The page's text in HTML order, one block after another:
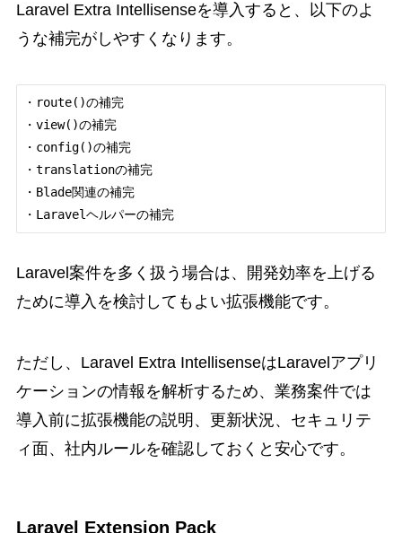
Laravel Extra Intellisenseを導入すると、以下のよ
うな補完がしやすくなります。
・route()の補完
・view()の補完
・config()の補完
・translationの補完
・Blade関連の補完
・Laravelヘルパーの補完
Laravel案件を多く扱う場合は、開発効率を上げる
ために導入を検討してもよい拡張機能です。
ただし、Laravel Extra IntellisenseはLaravelアプリ
ケーションの情報を解析するため、業務案件では
導入前に拡張機能の説明、更新状況、セキュリテ
ィ面、社内ルールを確認しておくと安心です。
Laravel Extension Pack